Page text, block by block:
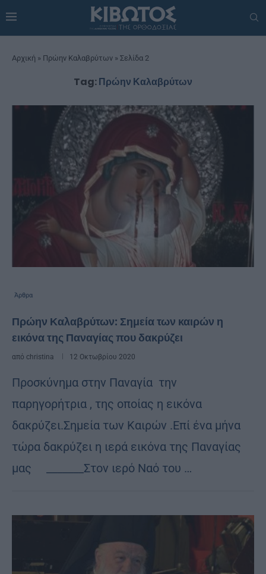
Αρχική » Πρώην Καλαβρύτων » Σελίδα 2
Tag:Πρώην Καλαβρύτων
Άρθρα
Πρώην Καλαβρύτων: Σημεία των καιρών η
εικόνα της Παναγίας που δακρύζει
από christina 12 Οκτωβρίου 2020
Προσκύνημα στην Παναγία την
παρηγορήτρια , της οποίας η εικόνα
δακρύζει.Σημεία των Καιρών .Επί ένα μήνα
τώρα δακρύζει η ιερά εικόνα της Παναγίας
μας _______Στον ιερό Ναό του …